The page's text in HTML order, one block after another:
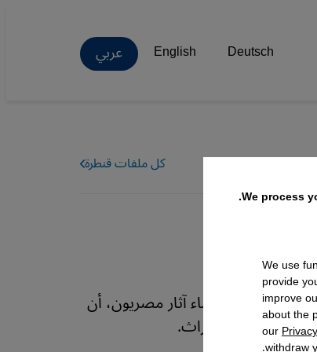
Deutsch
English عربي
كل ملفات قنطرة
يرى مثقفون وعلماء آثار مصريون، أن
في حماية التراث.
We process
We use
provide
improve
about the
our